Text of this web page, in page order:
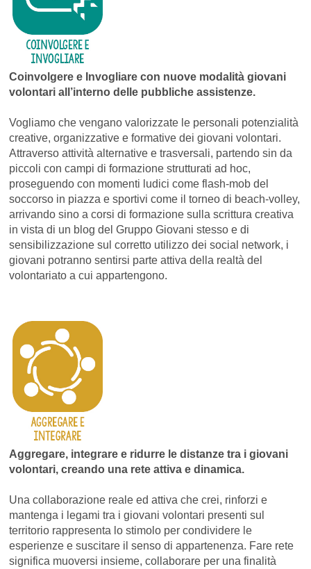
Coinvolgere e Invogliare con nuove modalità giovani
volontari all’interno delle pubbliche assistenze.
Vogliamo che vengano valorizzate le personali potenzialità
creative, organizzative e formative dei giovani volontari.
Attraverso attività alternative e trasversali, partendo sin da
piccoli con campi di formazione strutturati ad hoc,
proseguendo con momenti ludici come flash-mob del
soccorso in piazza e sportivi come il torneo di beach-volley,
arrivando sino a corsi di formazione sulla scrittura creativa
in vista di un blog del Gruppo Giovani stesso e di
sensibilizzazione sul corretto utilizzo dei social network, i
giovani potranno sentirsi parte attiva della realtà del
volontariato a cui appartengono.
Aggregare, integrare e ridurre le distanze tra i giovani
volontari, creando una rete attiva e dinamica.
Una collaborazione reale ed attiva che crei, rinforzi e
mantenga i legami tra i giovani volontari presenti sul
territorio rappresenta lo stimolo per condividere le
esperienze e suscitare il senso di appartenenza. Fare rete
significa muoversi insieme, collaborare per una finalità